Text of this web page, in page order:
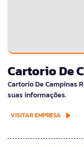
Cartorio De
Cartorio De Campinas
suas informações.
VISITAR EMPRESA